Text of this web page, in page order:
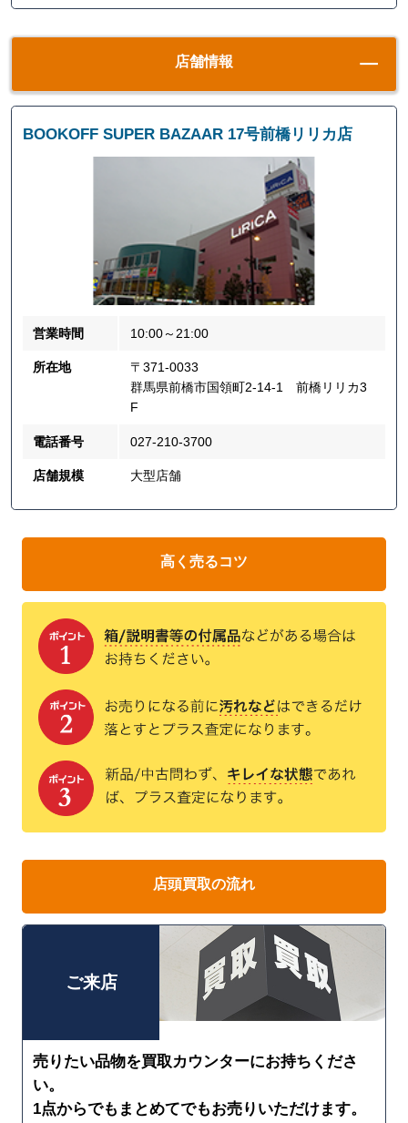
店舗情報
BOOKOFF SUPER BAZAAR 17号前橋リリカ店
営業時間 10:00～21:00
所在地
〒371-0033
群馬県前橋市国領町2-14-1 前橋リリカ3
F
電話番号 027-210-3700
店舗規模 大型店舗
高く売るコツ
店頭買取の流れ
ご来店
売りたい品物を買取カウンターにお持ちくださ
い。
1点からでもまとめてでもお売りいただけます。